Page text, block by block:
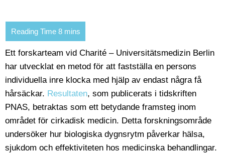
Ett forskarteam vid Charité – Universitätsmedizin Berlin
har utvecklat en metod för att fastställa en persons
individuella inre klocka med hjälp av endast några få
hårsäckar. Resultaten, som publicerats i tidskriften
PNAS, betraktas som ett betydande framsteg inom
området för cirkadisk medicin. Detta forskningsområde
undersöker hur biologiska dygnsrytm påverkar hälsa,
sjukdom och effektiviteten hos medicinska behandlingar.